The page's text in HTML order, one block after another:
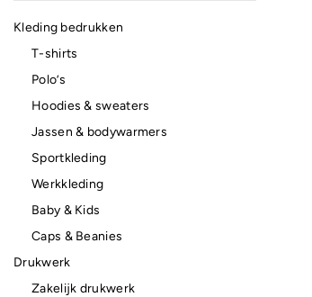
Kleding bedrukken
T-shirts
Polo’s
Hoodies & sweaters
Jassen & bodywarmers
Sportkleding
Werkkleding
Baby & Kids
Caps & Beanies
Drukwerk
Zakelijk drukwerk